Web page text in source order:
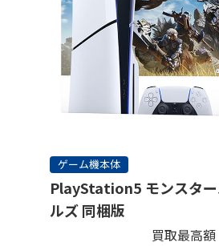
ゲーム機本体
PlayStation5 モンスター
ルズ 同梱版
買取最高額